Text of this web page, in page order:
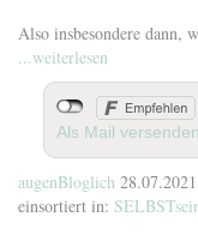
Also insbesondere dann,
...weiterlesen
Als Mail versenden
augenBloglich
einsortiert in: